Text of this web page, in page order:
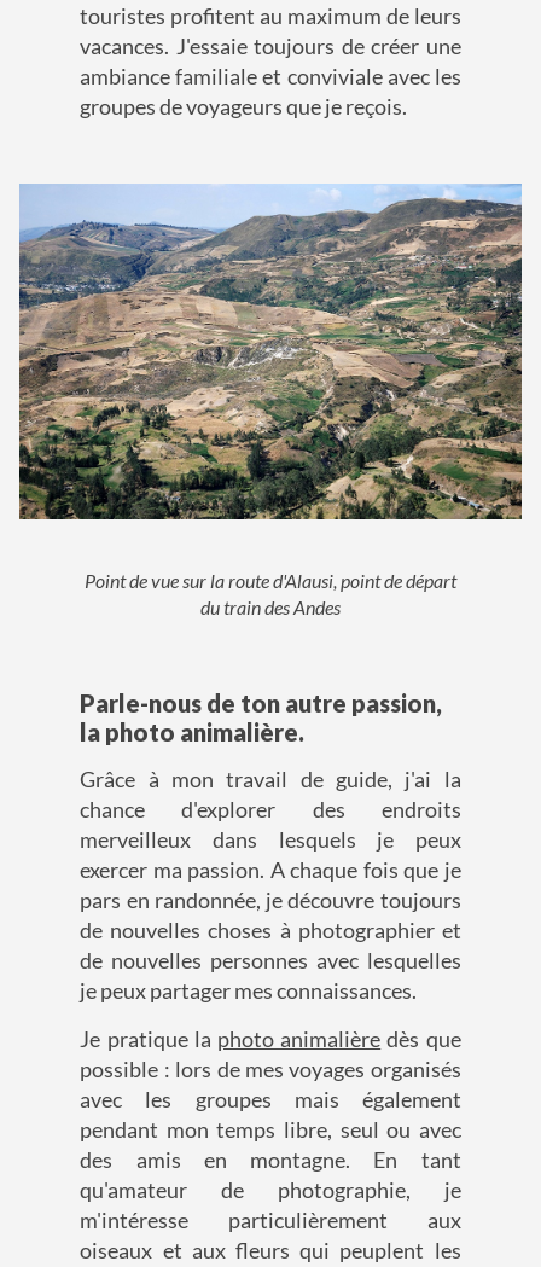
touristes profitent au maximum de leurs
vacances. J'essaie toujours de créer une
ambiance familiale et conviviale avec les
groupes de voyageurs que je reçois.
Point de vue sur la route d'Alausi, point de départ
du train des Andes
Parle-nous de ton autre passion,
la photo animalière.
Grâce à mon travail de guide, j'ai la
chance d'explorer des endroits
merveilleux dans lesquels je peux
exercer ma passion. A chaque fois que je
pars en randonnée, je découvre toujours
de nouvelles choses à photographier et
de nouvelles personnes avec lesquelles
je peux partager mes connaissances.
Je pratique la photo animalière dès que
possible : lors de mes voyages organisés
avec les groupes mais également
pendant mon temps libre, seul ou avec
des amis en montagne. En tant
qu'amateur de photographie, je
m'intéresse particulièrement aux
oiseaux et aux fleurs qui peuplent les